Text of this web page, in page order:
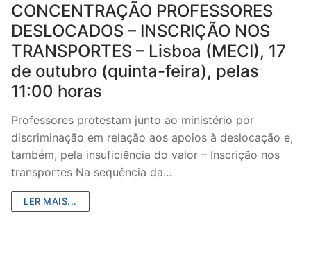
CONCENTRAÇÃO PROFESSORES
DESLOCADOS – INSCRIÇÃO NOS
TRANSPORTES – Lisboa (MECI), 17
de outubro (quinta-feira), pelas
11:00 horas
Professores protestam junto ao ministério por
discriminação em relação aos apoios à deslocação e,
também, pela insuficiência do valor – Inscrição nos
transportes Na sequência da…
LER MAIS...